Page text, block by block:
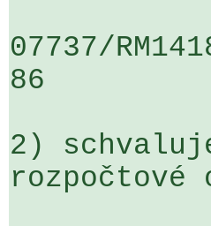
07737/
86
2)